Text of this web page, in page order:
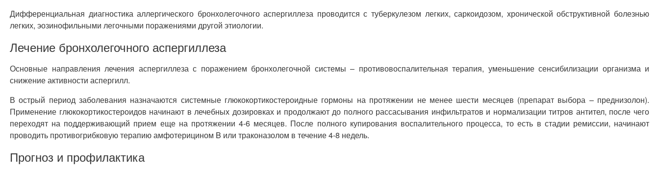
Дифференциальная диагностика аллергического бронхолегочного аспергиллеза проводится с туберкулезом легких, саркоидозом, хронической обструктивной болезнью
легких, эозинофильными легочными поражениями другой этиологии.
Лечение бронхолегочного аспергиллеза
Основные направления лечения аспергиллеза с поражением бронхолегочной системы – противовоспалительная терапия, уменьшение сенсибилизации организма и
снижение активности аспергилл.
В острый период заболевания назначаются системные глюкокортикостероидные гормоны на протяжении не менее шести месяцев (препарат выбора – преднизолон).
Применение глюкокортикостероидов начинают в лечебных дозировках и продолжают до полного рассасывания инфильтратов и нормализации титров антител, после чего
переходят на поддерживающий прием еще на протяжении 4-6 месяцев. После полного купирования воспалительного процесса, то есть в стадии ремиссии, начинают
проводить противогрибковую терапию амфотерицином B или траконазолом в течение 4-8 недель.
Прогноз и профилактика